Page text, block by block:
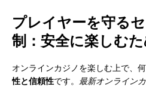
プレイヤーを守る
制：安全に楽しむ
オンラインカジノを楽しむ上で、
性と信頼性です。 最新オンライン